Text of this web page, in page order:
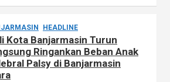
HEADLINE
Kota Banjarmasin Turun
Ringankan Beban Anak
Palsy di Banjarmasin